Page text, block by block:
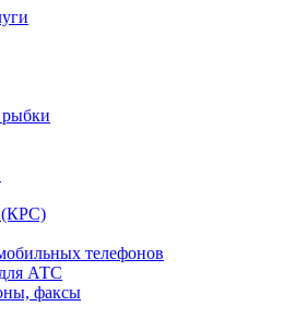
(КРС)
телефонов
АТС
факсы